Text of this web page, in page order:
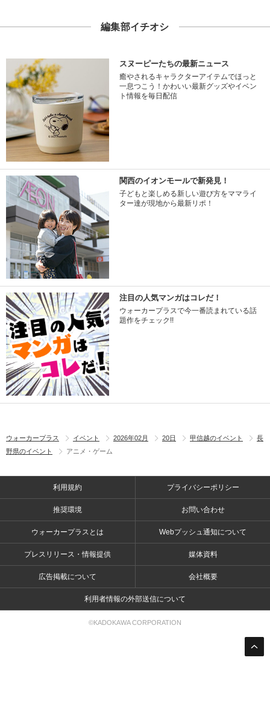
編集部イチオシ
スヌーピーたちの最新ニュース
癒やされるキャラクターアイテムでほっと
一息つこう！かわいい最新グッズやイベン
ト情報を毎日配信
関西のイオンモールで新発見！
子どもと楽しめる新しい遊び方をママライ
ター達が現地から最新リポ！
注目の人気マンガはコレだ！
ウォーカープラスで今一番読まれている話
題作をチェック!!
ウォーカープラス イベント 2026年02月 20日 甲信越のイベント
長
野県のイベント
アニメ・ゲーム
利用規約 プライバシーポリシー
推奨環境 お問い合わせ
ウォーカープラスとは Webプッシュ通知について
プレスリリース・情報提供 媒体資料
広告掲載について 会社概要
利用者情報の外部送信について
©KADOKAWA CORPORATION